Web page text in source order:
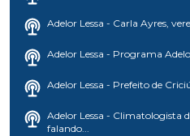
Adelor Lessa - Carla Ayres,
Adelor Lessa - Programa
Adelor Lessa - Prefeito de
Adelor Lessa - Climatologista
falando...